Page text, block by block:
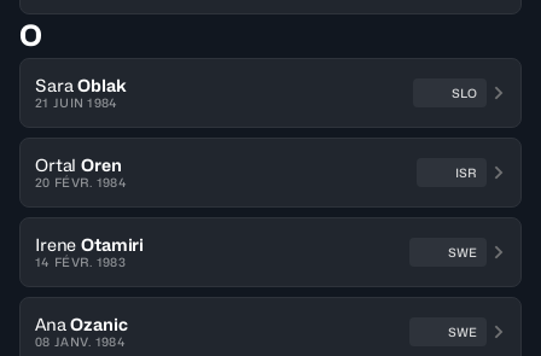
O
Sara Oblak
21 JUIN 1984
SLO
Ortal Oren
20 FÉVR. 1984
ISR
Irene Otamiri
14 FÉVR. 1983
SWE
Ana Ozanic
08 JANV. 1984
SWE